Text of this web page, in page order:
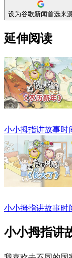
设为谷歌新闻首选来
延伸阅读
小小拇指讲故事时
小小拇指讲故事时
小小拇指讲